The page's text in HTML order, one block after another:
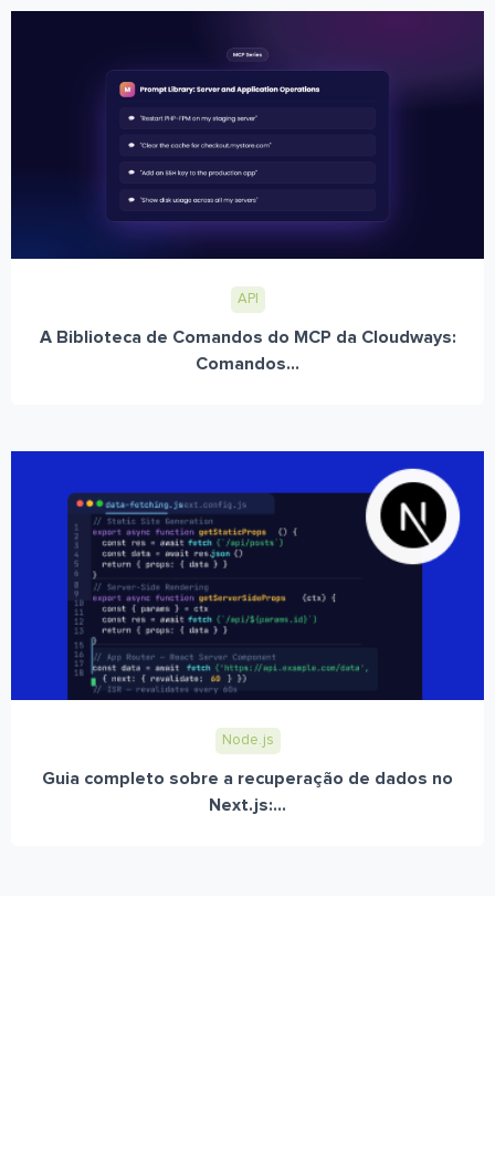
API
A Biblioteca de Comandos do MCP da Cloudways:
Comandos...
Node.js
Guia completo sobre a recuperação de dados no
Next.js:...